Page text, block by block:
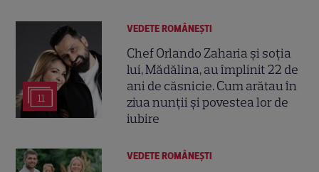
11
VEDETE ROMÂNEŞTI
Chef Orlando Zaharia și soția
lui, Mădălina, au împlinit 22 de
ani de căsnicie. Cum arătau în
ziua nunții și povestea lor de
iubire
VEDETE ROMÂNEŞTI